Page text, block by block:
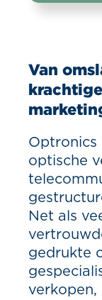
Van
Optronics
optische
Net als
gedrukte
verkopen,